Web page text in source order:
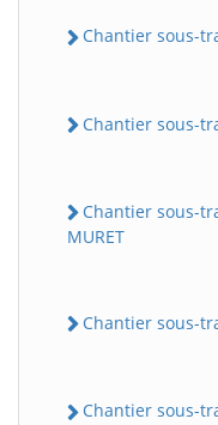
Chantier sous-
Chantier sous-
Chantier sous-
MURET
Chantier sous-
Chantier sous-